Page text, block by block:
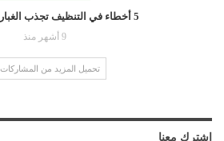
5 أخطاء في التنظيف تجذب الغبار إلى المنزل
9 أشهر منذ
تحميل المزيد من المشاركات
اشترك معنا